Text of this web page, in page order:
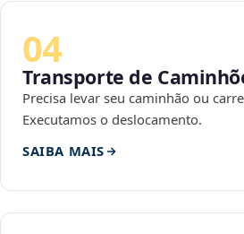
04
Transporte de
Precisa levar seu caminhão ou
Executamos o deslocamento.
SAIBA MAIS